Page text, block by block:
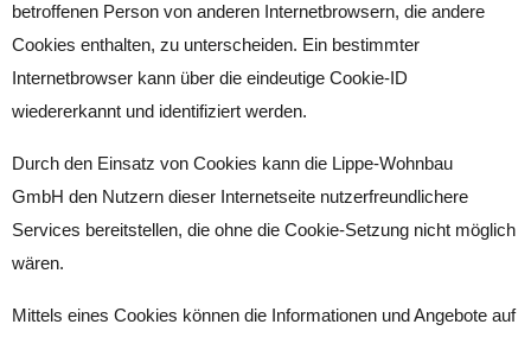
betroffenen Person von anderen Internetbrowsern, die andere
Cookies enthalten, zu unterscheiden. Ein bestimmter
Internetbrowser kann über die eindeutige Cookie-ID
wiedererkannt und identifiziert werden.
Durch den Einsatz von Cookies kann die Lippe-Wohnbau
GmbH den Nutzern dieser Internetseite nutzerfreundlichere
Services bereitstellen, die ohne die Cookie-Setzung nicht möglich
wären.
Mittels eines Cookies können die Informationen und Angebote auf